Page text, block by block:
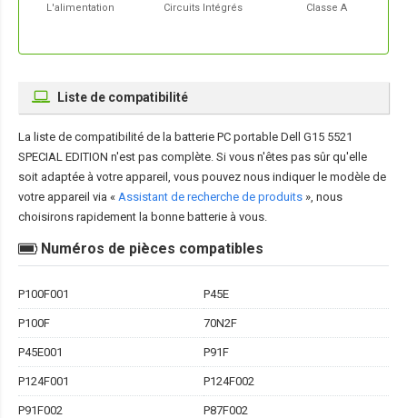
L'alimentation
Circuits Intégrés
Classe A
Liste de compatibilité
La liste de compatibilité de la batterie PC portable Dell G15 5521
SPECIAL EDITION n'est pas complète. Si vous n'êtes pas sûr qu'elle
soit adaptée à votre appareil, vous pouvez nous indiquer le modèle de
votre appareil via « Assistant de recherche de produits », nous
choisirons rapidement la bonne batterie à vous.
Numéros de pièces compatibles
P100F001 P45E
P100F 70N2F
P45E001 P91F
P124F001 P124F002
P91F002 P87F002